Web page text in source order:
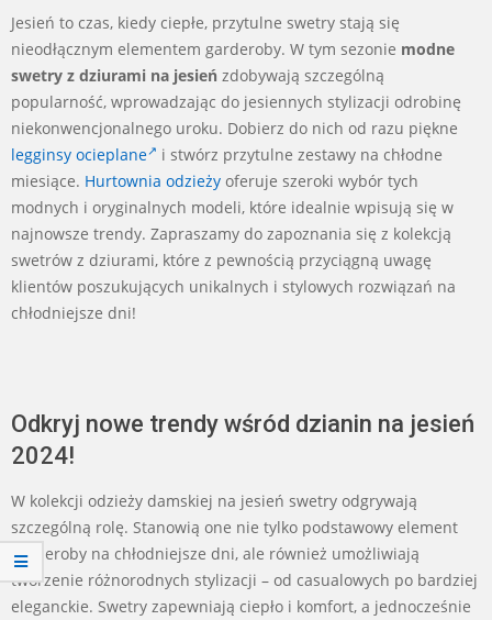
Jesień to czas, kiedy ciepłe, przytulne swetry stają się
nieodłącznym elementem garderoby. W tym sezonie modne
swetry z dziurami na jesień zdobywają szczególną
popularność, wprowadzając do jesiennych stylizacji odrobinę
niekonwencjonalnego uroku. Dobierz do nich od razu piękne
legginsy ocieplane
i stwórz przytulne zestawy na chłodne
miesiące. Hurtownia odzieży oferuje szeroki wybór tych
modnych i oryginalnych modeli, które idealnie wpisują się w
najnowsze trendy. Zapraszamy do zapoznania się z kolekcją
swetrów z dziurami, które z pewnością przyciągną uwagę
klientów poszukujących unikalnych i stylowych rozwiązań na
chłodniejsze dni!
Odkryj nowe trendy wśród dzianin na jesień
2024!
W kolekcji odzieży damskiej na jesień swetry odgrywają
szczególną rolę. Stanowią one nie tylko podstawowy element
garderoby na chłodniejsze dni, ale również umożliwiają
tworzenie różnorodnych stylizacji – od casualowych po bardziej
eleganckie. Swetry zapewniają ciepło i komfort, a jednocześnie